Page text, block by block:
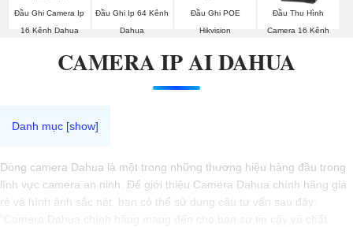
Đầu Ghi Camera Ip
16 Kênh Dahua
Đầu Ghi Ip 64 Kênh
Dahua
Đầu Ghi POE
Hikvision
Đầu Thu Hình
Camera 16 Kênh
CAMERA IP AI DAHUA
Dòng camera Dahua là một trong những thương hiệu hàng đầu trong
lĩnh vực camera an ninh. Để giới thiệu Camera Dahua chính hãng giá
rẻ và hình ảnh sắc nét, bạn có thể sử dụng câu tư vấn sau đây: